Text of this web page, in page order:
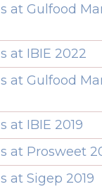
at Gulfood
at IBIE 2022
at Gulfood
at IBIE 2019
at Prosweet
at Sigep 2019